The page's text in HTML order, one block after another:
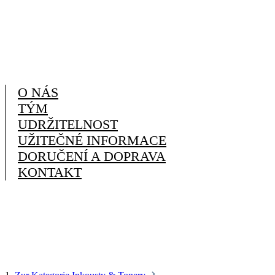
O NÁS
TÝM
UDRŽITELNOST
UŽITEČNÉ INFORMACE
DORUČENÍ A DOPRAVA
KONTAKT